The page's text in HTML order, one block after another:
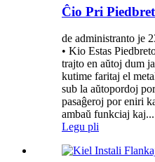
Ĉio Pri
de administranto je
• Kio Estas
trajto en aŭtoj dum
kutime faritaj el
sub la aŭtopordoj
pasaĝeroj por eniri
ambaŭ funkciaj kaj...
Legu pli